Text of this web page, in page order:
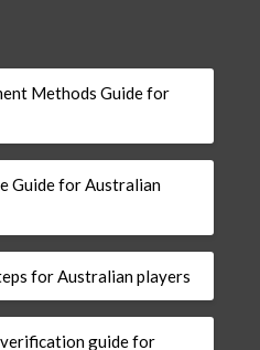
Methods Guide for
Guide for Australian
for Australian players
verification guide for